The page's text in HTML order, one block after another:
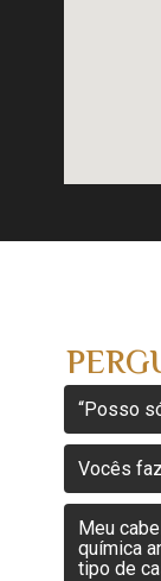
“Posso
Vocês
Meu
química
tipo de